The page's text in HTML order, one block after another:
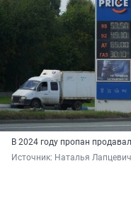
В 2024 году пропан
Источник: Наталья Лапцевич